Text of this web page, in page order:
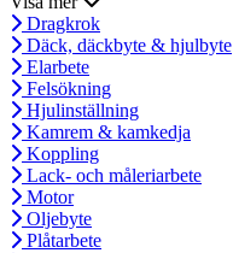
Dragkrok
Däck, däckbyte & hjulbyte
Elarbete
Felsökning
Hjulinställning
Kamrem & kamkedja
Koppling
Lack- och måleriarbete
Motor
Oljebyte
Plåtarbete